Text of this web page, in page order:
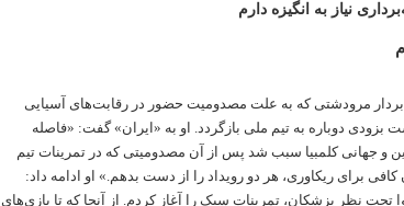
نیاز به انگیزه دارم
مرودشتی که به علت مصدومیت حضور در رقابت‌های آسیایی
بزودی دوباره به تیم ملی بازگردد. او به «ایران» گفت: «فاصله
و جهانی کلمبیا سبب شد پس از آن مصدومیتی که در تمرینات تیم
کافی برای ریکاوری، هر دو رویداد را از دست بدهم.» او ادامه داد:
تحت نظر پزشکان، تمرینات سبک را آغاز کردم. از آنجا که تا بازی‌های